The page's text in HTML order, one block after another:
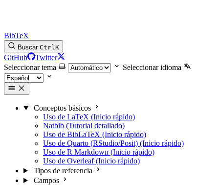
BibTeX
Buscar CtrlK
GitHub
Twitter
Seleccionar tema
Seleccionar idioma
Conceptos básicos
Uso de LaTeX (Inicio rápido)
Natbib (Tutorial detallado)
Uso de BibLaTeX (Inicio rápido)
Uso de Quarto (RStudio/Posit) (Inicio rápido)
Uso de R Markdown (Inicio rápido)
Uso de Overleaf (Inicio rápido)
Tipos de referencia
Campos